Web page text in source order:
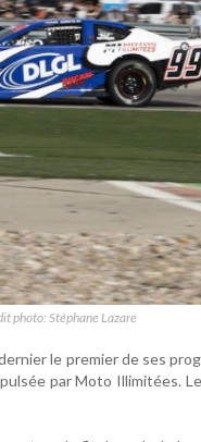
photo: Stéphane Lazare
le premier de ses
par Moto Illimitées.